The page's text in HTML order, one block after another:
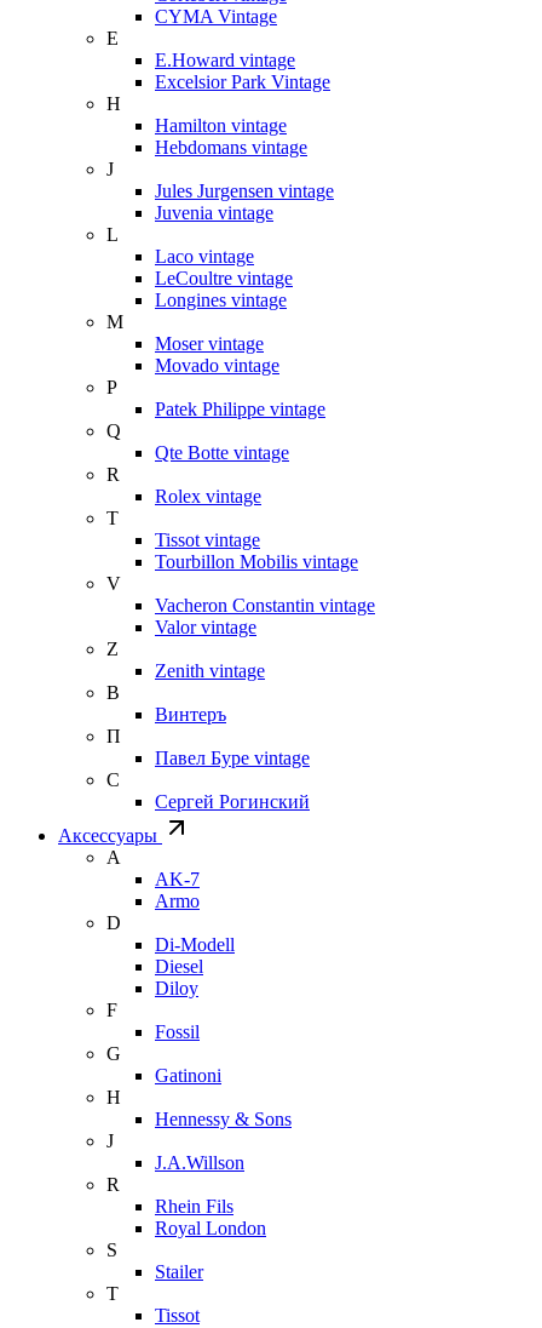
CYMA Vintage
E
E.Howard vintage
Excelsior Park Vintage
H
Hamilton vintage
Hebdomans vintage
J
Jules Jurgensen vintage
Juvenia vintage
L
Laco vintage
LeCoultre vintage
Longines vintage
M
Moser vintage
Movado vintage
P
Patek Philippe vintage
Q
Qte Botte vintage
R
Rolex vintage
T
Tissot vintage
Tourbillon Mobilis vintage
V
Vacheron Constantin vintage
Valor vintage
Z
Zenith vintage
В
Винтеръ
П
Павел Буре vintage
С
Сергей Рогинский
Аксессуары
A
AK-7
Armo
D
Di-Modell
Diesel
Diloy
F
Fossil
G
Gatinoni
H
Hennessy & Sons
J
J.A.Willson
R
Rhein Fils
Royal London
S
Stailer
T
Tissot